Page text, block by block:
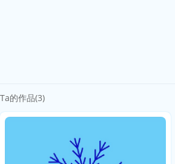
Ta的作品(3)